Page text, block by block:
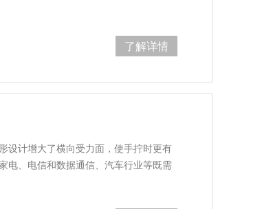
了解详情
设计增大了横向受力面，使手拧时更有
电、电信和数据通信、汽车行业等既需